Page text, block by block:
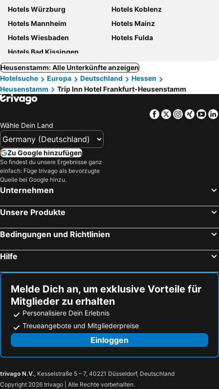
Hotels Würzburg
Hotels Koblenz
Hotels Mannheim
Hotels Mainz
Hotels Wiesbaden
Hotels Fulda
Hotels Bad Kissingen
Heusenstamm: Alle Unterkünfte anzeigen
Hotelsuche
Europa Deutschland
Hessen
Heusenstamm
Trip Inn Hotel Frankfurt-Heusenstamm
Facebook
TwitterXing
Wähle Dein Land
Zu Google hinzufügen
So findest du unsere Ergebnisse ganz
einfach: Füge trivago als bevorzugte
Quelle bei Google hinzu.
Unternehmen
Unsere Produkte
Bedingungen und Richtlinien
Hilfe
Melde Dich an, um exklusive Vorteile für
Mitglieder zu erhalten
Personalisiere Dein Erlebnis
Treueangebote und Mitgliederpreise
Einloggen
trivago N.V., Kesselstraße 5 – 7, 40221 Düsseldorf, Deutschland
Copyright 2026 trivago | Alle Rechte vorbehalten.